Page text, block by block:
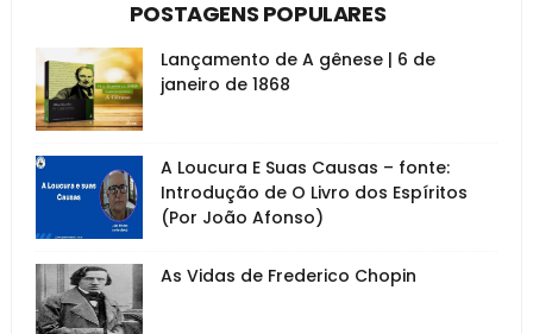
POSTAGENS POPULARES
Lançamento de A gênese | 6 de
janeiro de 1868
A Loucura E Suas Causas – fonte:
Introdução de O Livro dos Espíritos
(Por João Afonso)
As Vidas de Frederico Chopin